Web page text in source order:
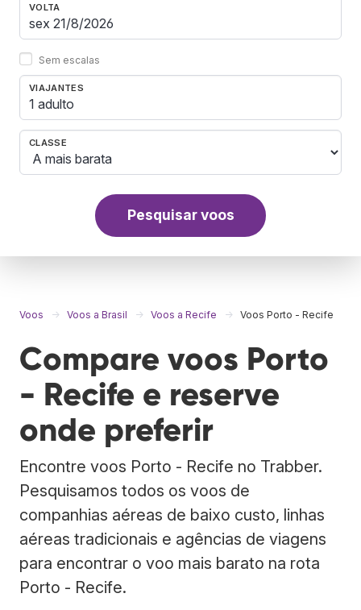
VOLTA
Sem escalas
VIAJANTES
1 adulto
CLASSE
Pesquisar voos
Voos Voos a Brasil Voos a Recife Voos Porto - Recife
Compare voos Porto
- Recife e reserve
onde preferir
Encontre voos Porto - Recife no Trabber.
Pesquisamos todos os voos de
companhias aéreas de baixo custo, linhas
aéreas tradicionais e agências de viagens
para encontrar o voo mais barato na rota
Porto - Recife.